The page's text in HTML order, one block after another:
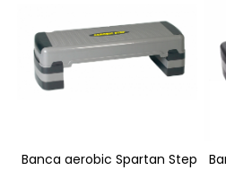
Banca aerobic Spartan Step UP